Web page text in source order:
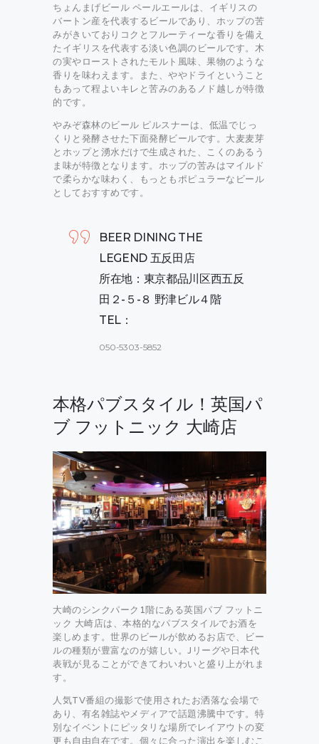
ちょんまげビール ペールエールは、イギリスの
バートン産を代表するビールであり、ホップの苦
みがきいておりコクとフルーティーな香りを備え
たイギリスを代表する淡い色調のビールです。木
の実やローストされたモルト風味、果物のような
香りを味わえます。また、ややドライということ
もあって程よいキレと苦みのあるノド越しが特徴
的です。
やみぞ森林のビール ピルスナーは、低温でじっ
くりと発酵させた下面発酵ビールです。大麦麦芽
とホップと湧水だけで生成された、こくのあるう
ま味が特徴となります。ホップの苦みはマイルド
で柔らかな味わく、もっともポピュラーなビール
としておすすめです。
BEER DINING THE
LEGEND 五反田店
所在地：東京都品川区西五反
田２-５-８ 野津ビル４階
TEL：
050-5303-5852
本格パブスタイル！英国パ
ブ フットニック 大崎店
大崎のシンクパーク1階にある英国パブ フットニ
ック 大崎店は、本格的なパブスタイルでお酒を
楽しめます。世界のビールが飲めるお店で、ビー
ルの種類が豊富なのが嬉しい。Jリーグや日本代
表戦が見ることができてわいわいと盛り上がれま
す。
人気TV番組の撮影で使用されたお洒落な会場で
あり、有名雑誌やメディアで話題沸騰中です。特
別なイベントにピッタリな場所でレイアウトの変
更も自由自在です。個々に合った演出を楽しむこ